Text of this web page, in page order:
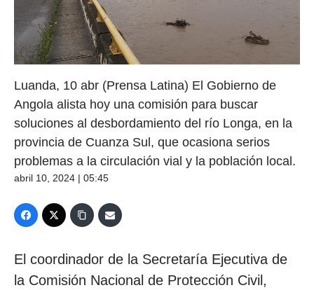
Luanda, 10 abr (Prensa Latina) El Gobierno de
Angola alista hoy una comisión para buscar
soluciones al desbordamiento del río Longa, en la
provincia de Cuanza Sul, que ocasiona serios
problemas a la circulación vial y la población local.
abril 10, 2024 | 05:45
El coordinador de la Secretaría Ejecutiva de
la Comisión Nacional de Protección Civil,